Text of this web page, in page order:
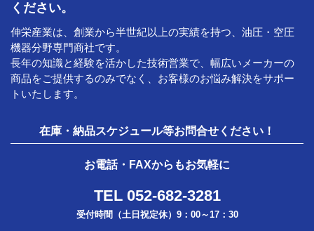
ください。
伸栄産業は、創業から半世紀以上の実績を持つ、油圧・空圧
機器分野専門商社です。
長年の知識と経験を活かした技術営業で、幅広いメーカーの
商品をご提供するのみでなく、お客様のお悩み解決をサポー
トいたします。
在庫・納品スケジュール等お問合せください！
お電話・FAXからもお気軽に
TEL 052-682-3281
受付時間（土日祝定休）9：00～17：30